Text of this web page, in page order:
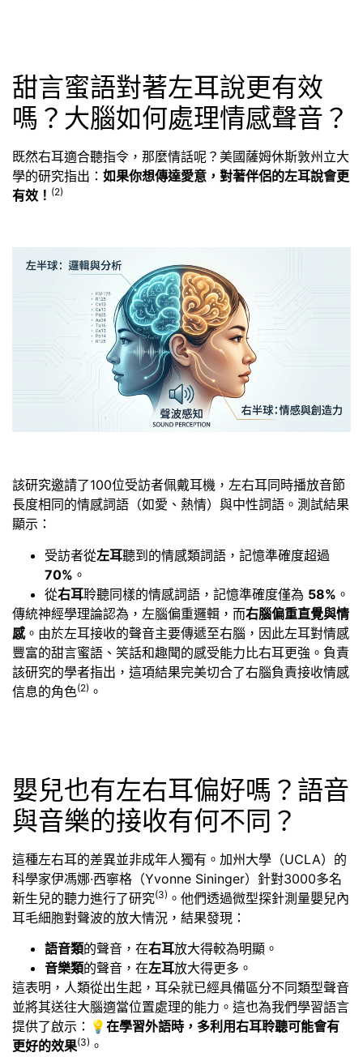
甜言蜜語對著左耳說更有效
嗎？大腦如何處理情感聲音？
既然右耳適合聽指令，那麼情話呢？美國薩姆休斯敦州立大
學的研究指出： 如果你想傳達愛意，對著伴侶的左耳說會更
有效！ (2)
該研究邀請了100位受訪者佩戴耳機，左右耳同時播放音節
長度相同的情感詞語（如愛、熱情）與中性詞語。測試結果
顯示：
受訪者從左耳聽到的情感類詞語，記憶準確度超過
70% 。
從右耳聆聽同樣的情感詞語，記憶準確度僅為 58% 。
傳統神經學理論認為，左腦偏重邏輯，而右腦偏重直覺與情
感。由於左耳接收的聲音主要傳遞至右腦，因此左耳對情感
豐富的甜言蜜語、笑話和趣聞的感受能力比右耳更強。負責
該研究的學者指出，這項結果完美切合了右腦負責接收情感
信息的角色(2) 。
嬰兒也有左右耳偏好嗎？語音
與音樂的接收有何不同？
這種左右耳的差異並非成年人獨有。加州大學（UCLA）的
科學家伊馮娜·西寧格（Yvonne Sininger）針對3000多名
新生兒的聽力進行了研究(3) 。他們透過微型探針測量嬰兒內
耳毛細胞對聲波的放大情況，結果發現：
語音類的聲音，在右耳放大得較為明顯。
音樂類的聲音，在左耳放大得更多。
這表明，人類從出生起，耳朵就已經具備區分不同類型聲音
並將其送往大腦適當位置處理的能力。這也為我們學習語言
提供了啟示：💡 在學習外語時，多利用右耳聆聽可能會有
更好的效果(3) 。